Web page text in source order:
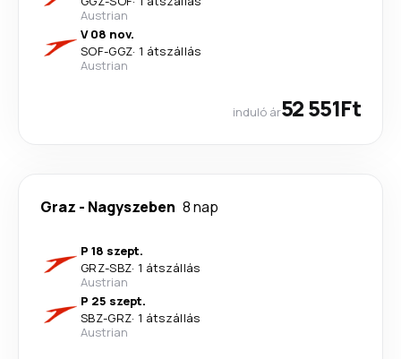
Austrian
V 08 nov.
SOF-GGZ· 1 átszállás
Austrian
induló ár52 551Ft
Graz - Nagyszeben 8 nap
P 18 szept.
GRZ-SBZ· 1 átszállás
Austrian
P 25 szept.
SBZ-GRZ· 1 átszállás
Austrian